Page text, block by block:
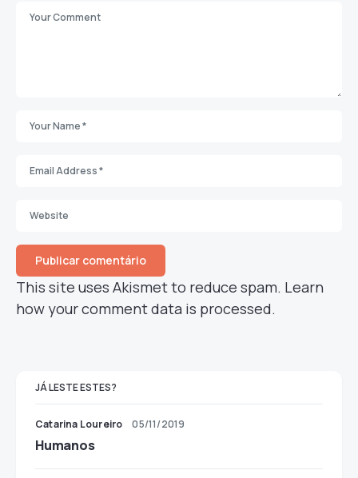
This site uses Akismet to reduce spam. Learn
how your comment data is processed.
JÁ LESTE ESTES?
Catarina Loureiro 05/11/2019
Humanos